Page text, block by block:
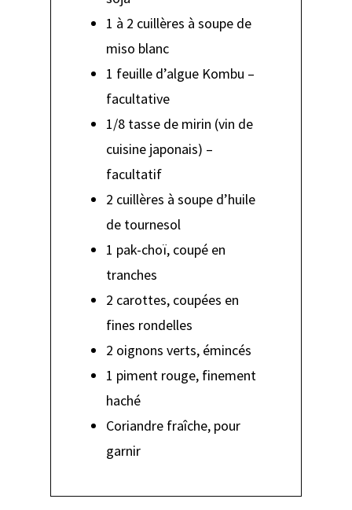
1 à 2 cuillères à soupe de
miso blanc
1 feuille d’algue Kombu –
facultative
1/8 tasse de mirin (vin de
cuisine japonais) –
facultatif
2 cuillères à soupe d’huile
de tournesol
1 pak-choï, coupé en
tranches
2 carottes, coupées en
fines rondelles
2 oignons verts, émincés
1 piment rouge, finement
haché
Coriandre fraîche, pour
garnir